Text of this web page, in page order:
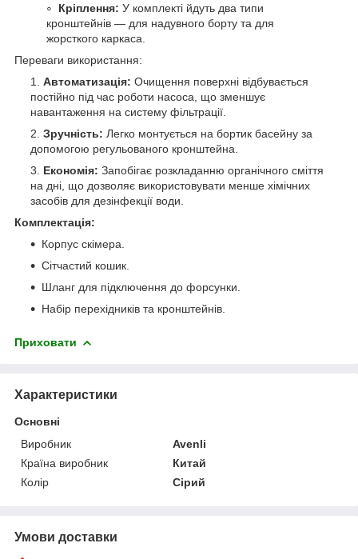
Кріплення: У комплекті йдуть два типи
кронштейнів — для надувного борту та для
жорсткого каркаса.
Переваги використання:
Автоматизація: Очищення поверхні відбувається
постійно під час роботи насоса, що зменшує
навантаження на систему фільтрації.
Зручність: Легко монтується на бортик басейну за
допомогою регульованого кронштейна.
Економія: Запобігає розкладанню органічного сміття
на дні, що дозволяє використовувати менше хімічних
засобів для дезінфекції води.
Комплектація:
Корпус скімера.
Сітчастий кошик.
Шланг для підключення до форсунки.
Набір перехідників та кронштейнів.
Приховати
Характеристики
Основні
Виробник
Avenli
Країна виробник
Китай
Колір
Сірий
Умови доставки